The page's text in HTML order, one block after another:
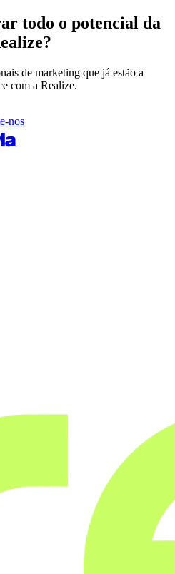
todo o potencial da
de marketing que já estão a
com a Realize.
nos